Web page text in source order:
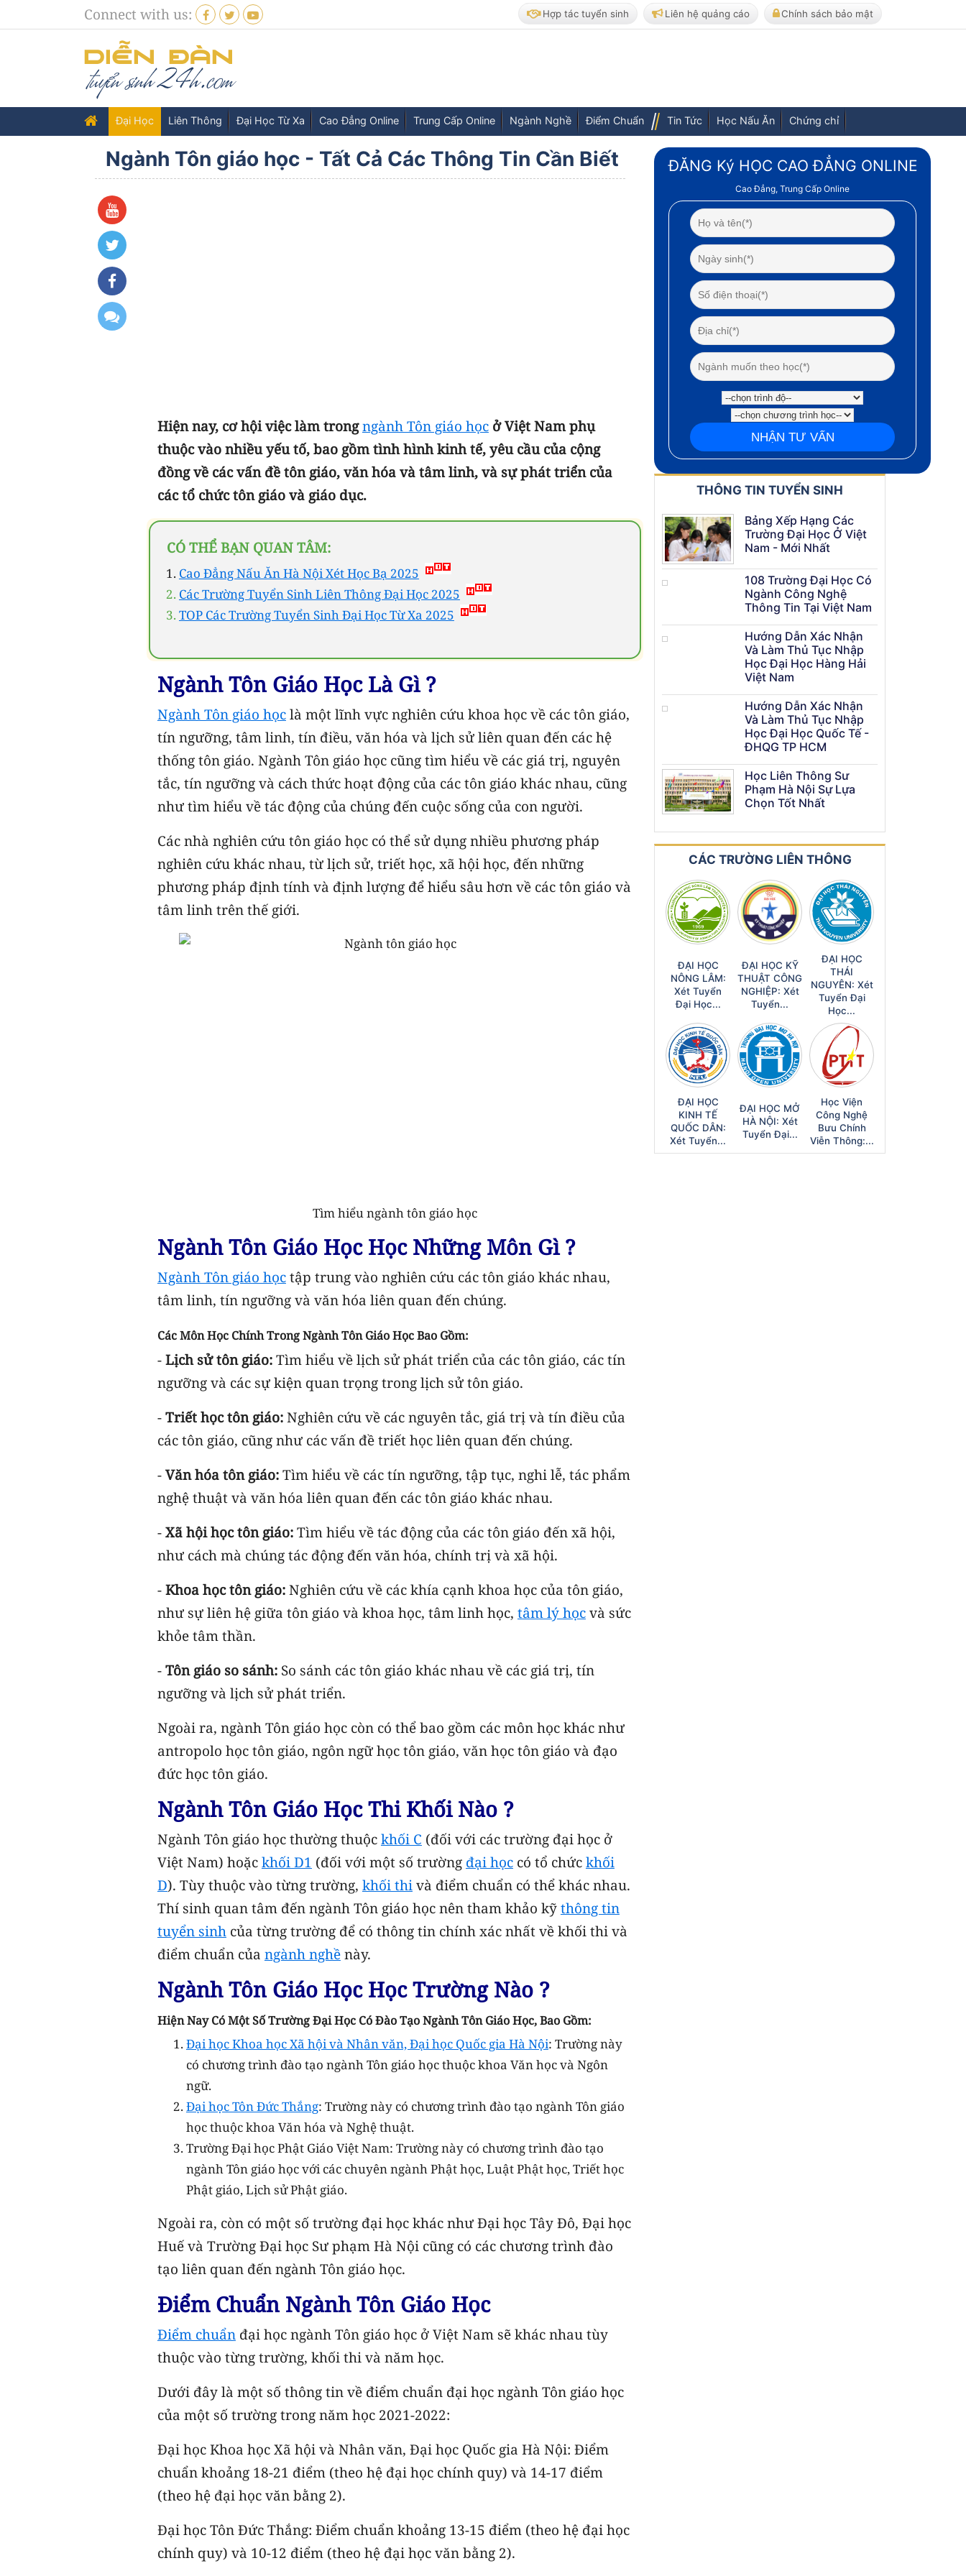
Connect with us: Hợp tác tuyển sinh Liên hệ quảng cáo Chính sách bảo mật
Đại Học Liên Thông Đại Học Từ Xa Cao Đẳng Online Trung Cấp Online Ngành Nghề Điểm Chuẩn Tin Tức Học Nấu Ăn Chứng chỉ
Ngành Tôn giáo học - Tất Cả Các Thông Tin Cần Biết
Hiện nay, cơ hội việc làm trongngành Tôn giáo họcở Việt Nam phụ
thuộc vào nhiều yếu tố, bao gồm tình hình kinh tế, yêu cầu của cộng
đồng về các vấn đề tôn giáo, văn hóa và tâm linh, và sự phát triển của
các tổ chức tôn giáo và giáo dục.
CÓ THỂ BẠN QUAN TÂM:
Cao Đẳng Nấu Ăn Hà Nội Xét Học Bạ 2025
Các Trường Tuyển Sinh Liên Thông Đại Học 2025
TOP Các Trường Tuyển Sinh Đại Học Từ Xa 2025
Ngành Tôn Giáo Học Là Gì ?
Ngành Tôn giáo họclà một lĩnh vực nghiên cứu khoa học về các tôn giáo,
tín ngưỡng, tâm linh, tín điều, văn hóa và lịch sử liên quan đến các hệ
thống tôn giáo. Ngành Tôn giáo học cũng tìm hiểu về các giá trị, nguyên
tắc, tín ngưỡng và cách thức hoạt động của các tôn giáo khác nhau, cũng
như tìm hiểu về tác động của chúng đến cuộc sống của con người.
Các nhà nghiên cứu tôn giáo học có thể sử dụng nhiều phương pháp
nghiên cứu khác nhau, từ lịch sử, triết học, xã hội học, đến những
phương pháp định tính và định lượng để hiểu sâu hơn về các tôn giáo và
tâm linh trên thế giới.
Tìm hiểu ngành tôn giáo học
Ngành Tôn Giáo Học Học Những Môn Gì ?
Ngành Tôn giáo họctập trung vào nghiên cứu các tôn giáo khác nhau,
tâm linh, tín ngưỡng và văn hóa liên quan đến chúng.
Các Môn Học Chính Trong Ngành Tôn Giáo Học Bao Gồm:
- Lịch sử tôn giáo:Tìm hiểu về lịch sử phát triển của các tôn giáo, các tín
ngưỡng và các sự kiện quan trọng trong lịch sử tôn giáo.
- Triết học tôn giáo:Nghiên cứu về các nguyên tắc, giá trị và tín điều của
các tôn giáo, cũng như các vấn đề triết học liên quan đến chúng.
-Văn hóa tôn giáo: Tìm hiểu về các tín ngưỡng, tập tục, nghi lễ, tác phẩm
nghệ thuật và văn hóa liên quan đến các tôn giáo khác nhau.
- Xã hội học tôn giáo: Tìm hiểu về tác động của các tôn giáo đến xã hội,
như cách mà chúng tác động đến văn hóa, chính trị và xã hội.
- Khoa học tôn giáo:Nghiên cứu về các khía cạnh khoa học của tôn giáo,
như sự liên hệ giữa tôn giáo và khoa học, tâm linh học, tâm lý họcvà sức
khỏe tâm thần.
- Tôn giáo so sánh: So sánh các tôn giáo khác nhau về các giá trị, tín
ngưỡng và lịch sử phát triển.
Ngoài ra, ngành Tôn giáo học còn có thể bao gồm các môn học khác như
antropolo học tôn giáo, ngôn ngữ học tôn giáo, văn học tôn giáo và đạo
đức học tôn giáo.
Ngành Tôn Giáo Học Thi Khối Nào ?
Ngành Tôn giáo học thường thuộc khối C (đối với các trường đại học ở
Việt Nam) hoặc khối D1 (đối với một số trường đại họccó tổ chức khối
D). Tùy thuộc vào từng trường, khối thivà điểm chuẩn có thể khác nhau.
Thí sinh quan tâm đến ngành Tôn giáo học nên tham khảo kỹ thông tin
tuyển sinhcủa từng trường để có thông tin chính xác nhất về khối thi và
điểm chuẩn của ngành nghềnày.
Ngành Tôn Giáo Học Học Trường Nào ?
Hiện Nay Có Một Số Trường Đại Học Có Đào Tạo Ngành Tôn Giáo Học, Bao Gồm:
Đại học Khoa học Xã hội và Nhân văn, Đại học Quốc gia Hà Nội: Trường này
có chương trình đào tạo ngành Tôn giáo học thuộc khoa Văn học và Ngôn
ngữ.
Đại học Tôn Đức Thắng: Trường này có chương trình đào tạo ngành Tôn giáo
học thuộc khoa Văn hóa và Nghệ thuật.
Trường Đại học Phật Giáo Việt Nam: Trường này có chương trình đào tạo
ngành Tôn giáo học với các chuyên ngành Phật học, Luật Phật học, Triết học
Phật giáo, Lịch sử Phật giáo.
Ngoài ra, còn có một số trường đại học khác như Đại học Tây Đô, Đại học
Huế và Trường Đại học Sư phạm Hà Nội cũng có các chương trình đào
tạo liên quan đến ngành Tôn giáo học.
Điểm Chuẩn Ngành Tôn Giáo Học
Điểm chuẩnđại học ngành Tôn giáo học ở Việt Nam sẽ khác nhau tùy
thuộc vào từng trường, khối thi và năm học.
Dưới đây là một số thông tin về điểm chuẩn đại học ngành Tôn giáo học
của một số trường trong năm học 2021-2022:
Đại học Khoa học Xã hội và Nhân văn, Đại học Quốc gia Hà Nội: Điểm
chuẩn khoảng 18-21 điểm (theo hệ đại học chính quy) và 14-17 điểm
(theo hệ đại học văn bằng 2).
Đại học Tôn Đức Thắng: Điểm chuẩn khoảng 13-15 điểm (theo hệ đại học
chính quy) và 10-12 điểm (theo hệ đại học văn bằng 2).
ĐĂNG Ký HỌC CAO ĐẲNG ONLINE
Cao Đẳng, Trung Cấp Online
THÔNG TIN TUYỂN SINH
Bảng Xếp Hạng Các
Trường Đại Học Ở Việt
Nam - Mới Nhất
108 Trường Đại Học Có
Ngành Công Nghệ
Thông Tin Tại Việt Nam
Hướng Dẫn Xác Nhận
Và Làm Thủ Tục Nhập
Học Đại Học Hàng Hải
Việt Nam
Hướng Dẫn Xác Nhận
Và Làm Thủ Tục Nhập
Học Đại Học Quốc Tế -
ĐHQG TP HCM
Học Liên Thông Sư
Phạm Hà Nội Sự Lựa
Chọn Tốt Nhất
CÁC TRƯỜNG LIÊN THÔNG
ĐẠI HỌC
NÔNG LÂM:
Xét Tuyển
Đại Học...
ĐẠI HỌC KỸ
THUẬT CÔNG
NGHIỆP: Xét
Tuyển...
ĐẠI HỌC
THÁI
NGUYÊN: Xét
Tuyển Đại
Học...
ĐẠI HỌC
KINH TẾ
QUỐC DÂN:
Xét Tuyển...
ĐẠI HỌC MỞ
HÀ NỘI: Xét
Tuyển Đại...
Học Viện
Công Nghệ
Bưu Chính
Viễn Thông:...